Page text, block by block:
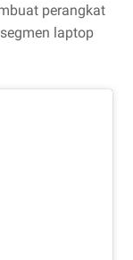
perangkat
laptop